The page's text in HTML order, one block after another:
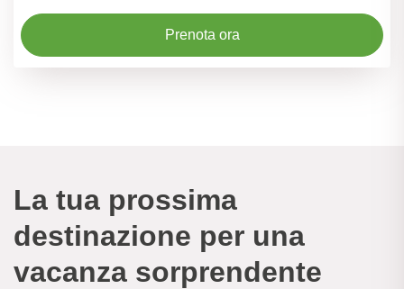
Prenota ora
La tua prossima
destinazione per una
vacanza sorprendente